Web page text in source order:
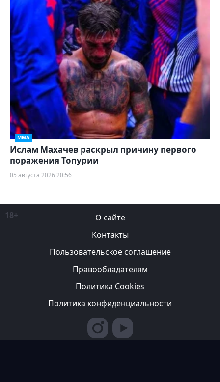
ММА
Ислам Махачев раскрыл причину первого
поражения Топурии
05 августа 2026 20:56
18+
О сайте
Контакты
Пользовательское соглашение
Правообладателям
Политика Cookies
Политика конфиденциальности